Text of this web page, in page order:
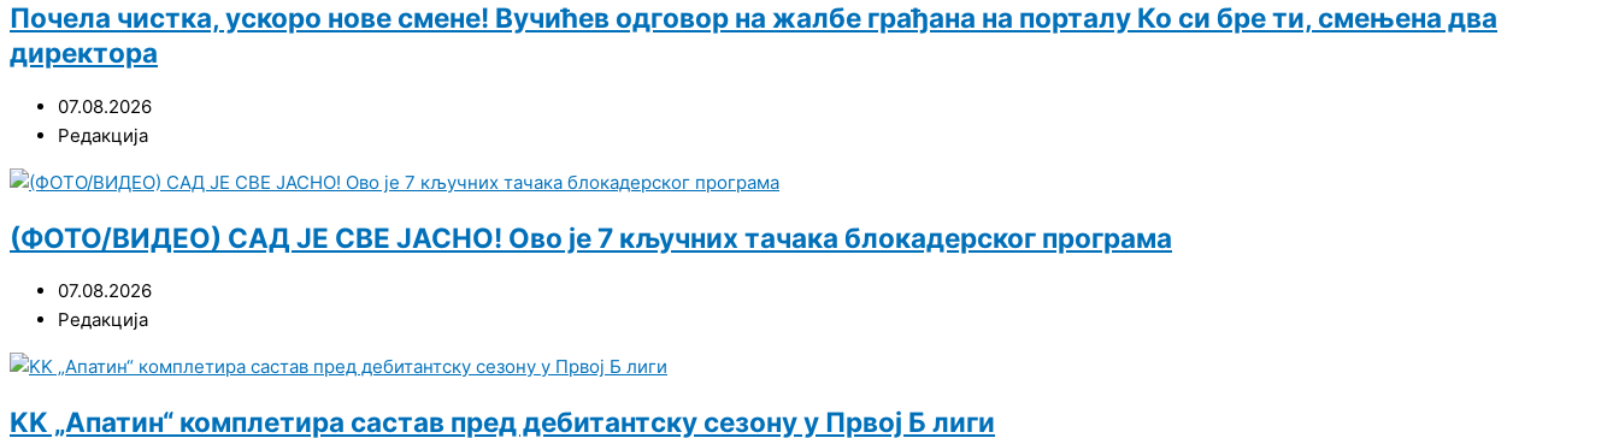
Почела чистка, ускоро нове смене! Вучићев одговор на жалбе грађана на порталу Ко си бре ти, смењена два
директора
07.08.2026
Редакција
(ФОТО/ВИДЕО) САД ЈЕ СВЕ ЈАСНО! Ово је 7 кључних тачака блокадерског програма
07.08.2026
Редакција
KK „Апатин“ комплетира састав пред дебитантску сезону у Првој Б лиги